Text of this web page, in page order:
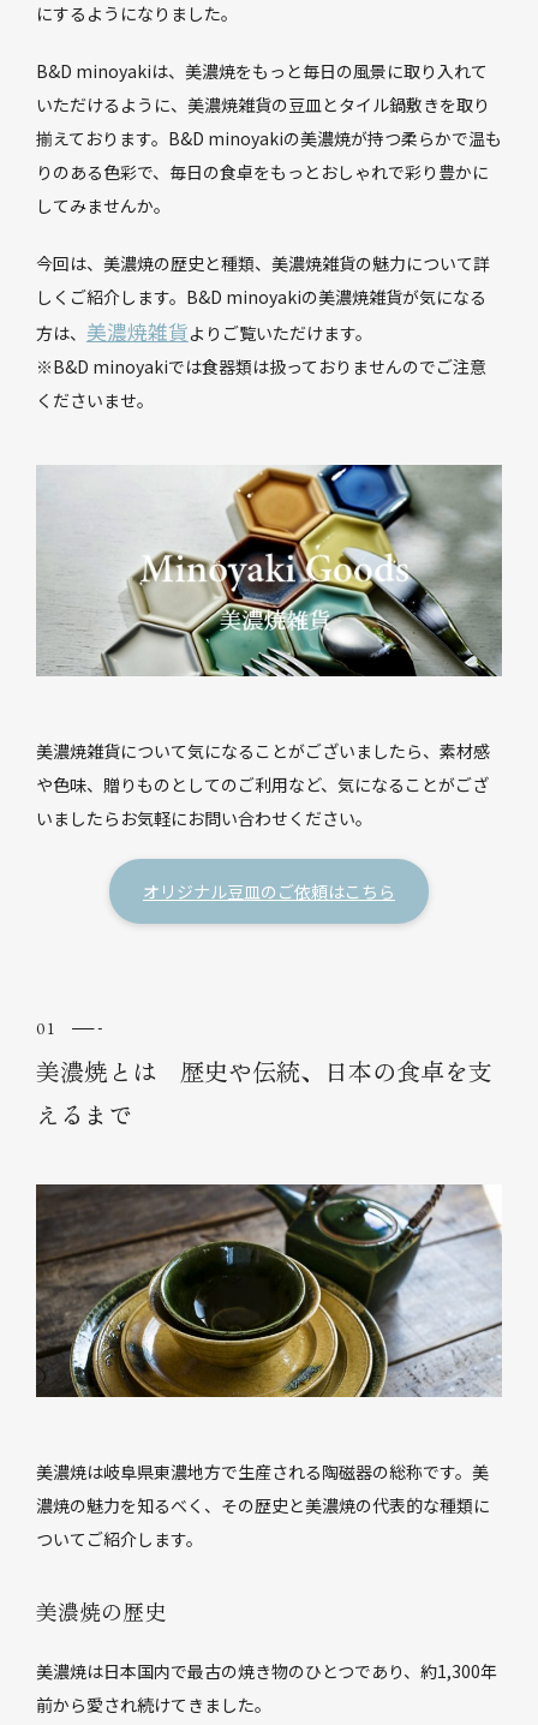
にするようになりました。
B&D minoyakiは、美濃焼をもっと毎日の風景に取り入れて
いただけるように、美濃焼雑貨の豆皿とタイル鍋敷きを取り
揃えております。B&D minoyakiの美濃焼が持つ柔らかで温も
りのある色彩で、毎日の食卓をもっとおしゃれで彩り豊かに
してみませんか。
今回は、美濃焼の歴史と種類、美濃焼雑貨の魅力について詳
しくご紹介します。B&D minoyakiの美濃焼雑貨が気になる
方は、 美濃焼雑貨よりご覧いただけます。
※B&D minoyakiでは食器類は扱っておりませんのでご注意
くださいませ。
美濃焼雑貨について気になることがございましたら、素材感
や色味、贈りものとしてのご利用など、気になることがござ
いましたらお気軽にお問い合わせください。
オリジナル豆皿のご依頼はこちら
美濃焼とは 歴史や伝統、日本の食卓を支
えるまで
美濃焼は岐阜県東濃地方で生産される陶磁器の総称です。美
濃焼の魅力を知るべく、その歴史と美濃焼の代表的な種類に
ついてご紹介します。
美濃焼の歴史
美濃焼は日本国内で最古の焼き物のひとつであり、約1,300年
前から愛され続けてきました。